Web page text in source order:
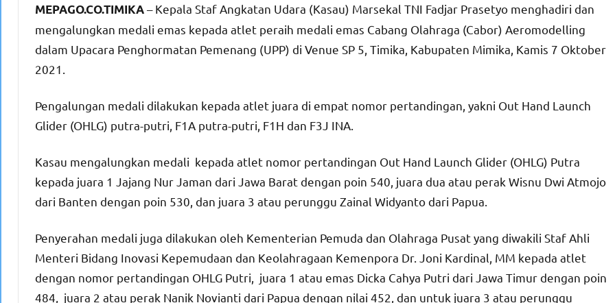
MEPAGO.CO.TIMIKA– Kepala Staf Angkatan Udara (Kasau) Marsekal TNI Fadjar Prasetyo menghadiri dan
mengalungkan medali emas kepada atlet peraih medali emas Cabang Olahraga (Cabor) Aeromodelling
dalam Upacara Penghormatan Pemenang (UPP) di Venue SP 5, Timika, Kabupaten Mimika, Kamis 7 Oktober
2021.
Pengalungan medali dilakukan kepada atlet juara di empat nomor pertandingan, yakni Out Hand Launch
Glider (OHLG) putra-putri, F1A putra-putri, F1H dan F3J INA.
Kasau mengalungkan medali kepada atlet nomor pertandingan Out Hand Launch Glider (OHLG) Putra
kepada juara 1 Jajang Nur Jaman dari Jawa Barat dengan poin 540, juara dua atau perak Wisnu Dwi Atmojo
dari Banten dengan poin 530, dan juara 3 atau perunggu Zainal Widyanto dari Papua.
Penyerahan medali juga dilakukan oleh Kementerian Pemuda dan Olahraga Pusat yang diwakili Staf Ahli
Menteri Bidang Inovasi Kepemudaan dan Keolahragaan Kemenpora Dr. Joni Kardinal, MM kepada atlet
dengan nomor pertandingan OHLG Putri, juara 1 atau emas Dicka Cahya Putri dari Jawa Timur dengan poin
484, juara 2 atau perak Nanik Novianti dari Papua dengan nilai 452, dan untuk juara 3 atau perunggu